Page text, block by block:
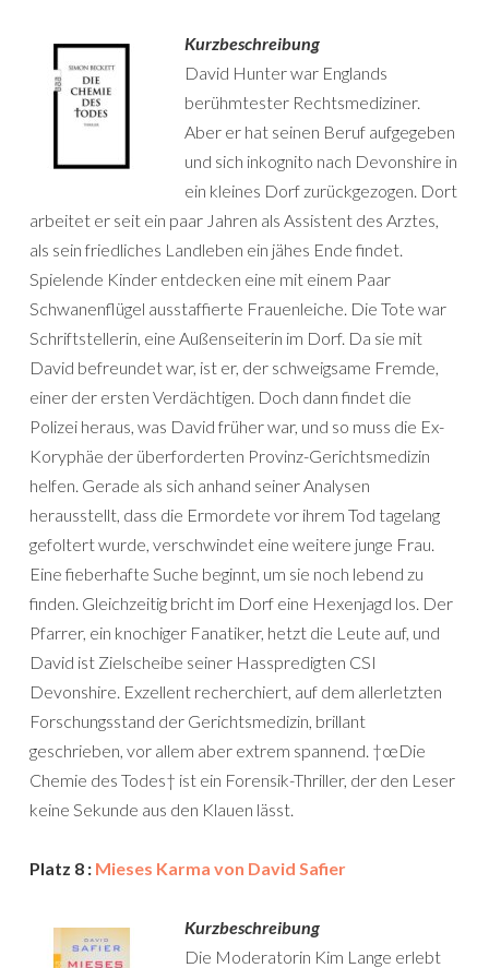
Kurzbeschreibung
David Hunter war Englands
berühmtester Rechtsmediziner.
Aber er hat seinen Beruf aufgegeben
und sich inkognito nach Devonshire in
ein kleines Dorf zurückgezogen. Dort
arbeitet er seit ein paar Jahren als Assistent des Arztes,
als sein friedliches Landleben ein jähes Ende findet.
Spielende Kinder entdecken eine mit einem Paar
Schwanenflügel ausstaffierte Frauenleiche. Die Tote war
Schriftstellerin, eine Außenseiterin im Dorf. Da sie mit
David befreundet war, ist er, der schweigsame Fremde,
einer der ersten Verdächtigen. Doch dann findet die
Polizei heraus, was David früher war, und so muss die Ex-
Koryphäe der überforderten Provinz-Gerichtsmedizin
helfen. Gerade als sich anhand seiner Analysen
herausstellt, dass die Ermordete vor ihrem Tod tagelang
gefoltert wurde, verschwindet eine weitere junge Frau.
Eine fieberhafte Suche beginnt, um sie noch lebend zu
finden. Gleichzeitig bricht im Dorf eine Hexenjagd los. Der
Pfarrer, ein knochiger Fanatiker, hetzt die Leute auf, und
David ist Zielscheibe seiner Hasspredigten CSI
Devonshire. Exzellent recherchiert, auf dem allerletzten
Forschungsstand der Gerichtsmedizin, brillant
geschrieben, vor allem aber extrem spannend. †œDie
Chemie des Todes† ist ein Forensik-Thriller, der den Leser
keine Sekunde aus den Klauen lässt.
Platz 8 : Mieses Karma von David Safier
Kurzbeschreibung
Die Moderatorin Kim Lange erlebt